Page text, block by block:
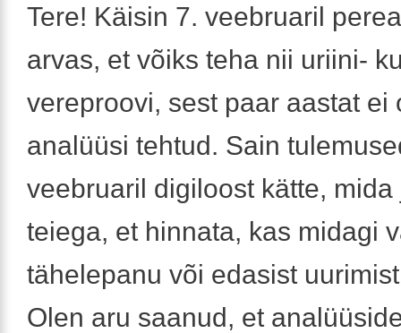
Tere! Käisin 7. veebruaril
arvas, et võiks teha nii uriini-
vereproovi, sest paar aastat ei
analüüsi tehtud. Sain
veebruaril digiloost kätte, mida
teiega, et hinnata, kas midagi
tähelepanu või edasist
Olen aru saanud, et